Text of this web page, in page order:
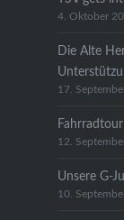
4. Oktober
Die Alte
17.
12.
Unsere G-
10.